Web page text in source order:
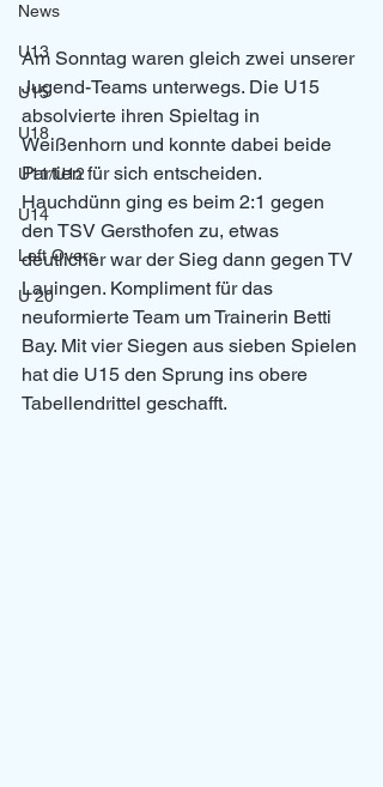
News
U13
U15
U18
U11/U12
U14
Left Overs
U 20
Am Sonntag waren gleich zwei unserer
Jugend-Teams unterwegs. Die U15
absolvierte ihren Spieltag in
Weißenhorn und konnte dabei beide
Partien für sich entscheiden.
Hauchdünn ging es beim 2:1 gegen
den TSV Gersthofen zu, etwas
deutlicher war der Sieg dann gegen TV
Lauingen. Kompliment für das
neuformierte Team um Trainerin Betti
Bay. Mit vier Siegen aus sieben Spielen
hat die U15 den Sprung ins obere
Tabellendrittel geschafft.